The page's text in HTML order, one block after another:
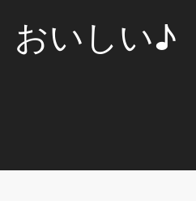
いしい♪